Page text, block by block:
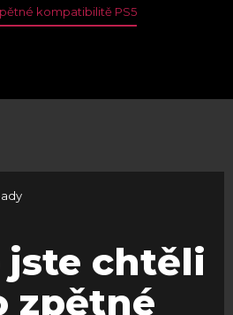
kompatibilitě PS5
jste chtěli
zpětné